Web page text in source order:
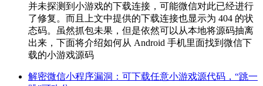
并未探测到小游戏的下载连接，可能微信对此已经进行
了修复。而且上文中提供的下载连接也显示为 404 的状
态码。虽然抓包未果，但是依然可以从本地将源码抽离
出来，下面将介绍如何从 Android 手机里面找到微信下
载的小游戏源码
解密微信小程序漏洞：可下载任意小游戏源代码，“跳一